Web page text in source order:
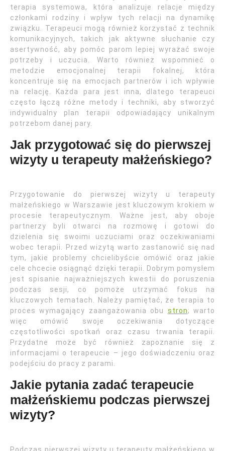
terapia systemowa, która analizuje relacje między
członkami rodziny i wpływ tych relacji na dynamikę
związku. Terapeuci mogą również korzystać z technik
komunikacyjnych, takich jak aktywne słuchanie czy
asertywność, aby pomóc parom lepiej wyrażać swoje
potrzeby i uczucia. Warto również wspomnieć o
metodzie emocjonalnej terapii fokalnej, która
koncentruje się na emocjach partnerów i ich wpływie
na relację. Każda para jest inna, dlatego terapeuci
często łączą różne metody i techniki, aby stworzyć
indywidualny plan terapii odpowiadający unikalnym
potrzebom danej pary.
Jak przygotować się do pierwszej
wizyty u terapeuty małżeńskiego?
Przygotowanie do pierwszej wizyty u terapeuty
małżeńskiego w Warszawie jest kluczowym krokiem w
procesie terapeutycznym. Ważne jest, aby oboje
partnerzy byli otwarci na rozmowę i gotowi do
dzielenia się swoimi uczuciami oraz oczekiwaniami
wobec terapii. Przed wizytą warto zastanowić się nad
tym, jakie problemy chcielibyście omówić oraz jakie
cele chcecie osiągnąć dzięki terapii. Dobrym pomysłem
jest spisanie najważniejszych kwestii do poruszenia
podczas sesji, co pomoże utrzymać fokus na
kluczowych tematach. Należy pamiętać, że terapia to
proces wymagający zaangażowania obu stron; warto
więc omówić swoje oczekiwania dotyczące
częstotliwości spotkań oraz czasu trwania terapii.
Przydatne może być również zapoznanie się z
informacjami o terapeucie – jego doświadczeniu oraz
podejściu do pracy z parami.
Jakie pytania zadać terapeucie
małżeńskiemu podczas pierwszej
wizyty?